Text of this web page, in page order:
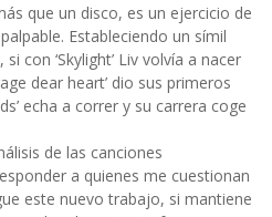
que un disco, es un ejercicio de
Estableciendo un símil
con ‘Skylight’ Liv volvía a nacer
dear heart’ dio sus primeros
echa a correr y su carrera coge
de las canciones
a quienes me cuestionan
este nuevo trabajo, si mantiene